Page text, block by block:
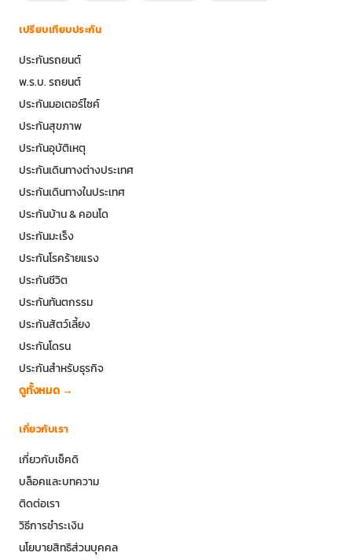
เปรียบเทียบประกัน
ประกันรถยนต์
พ.ร.บ. รถยนต์
ประกันมอเตอร์ไซค์
ประกันสุขภาพ
ประกันอุบัติเหตุ
ประกันเดินทางต่างประเทศ
ประกันเดินทางในประเทศ
ประกันบ้าน & คอนโด
ประกันมะเร็ง
ประกันโรคร้ายแรง
ประกันชีวิต
ประกันทันตกรรม
ประกันสัตว์เลี้ยง
ประกันโดรน
ประกันสำหรับธุรกิจ
ดูทั้งหมด →
เกี่ยวกับเรา
เกี่ยวกับเช็คดิ
บล็อคและบทความ
ติดต่อเรา
วิธีการชำระเงิน
นโยบายสิทธิส่วนบุคคล